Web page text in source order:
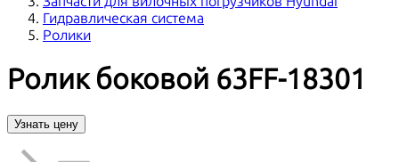
Гидравлическая система
Ролики
Ролик боковой 63FF-18301
Узнать цену